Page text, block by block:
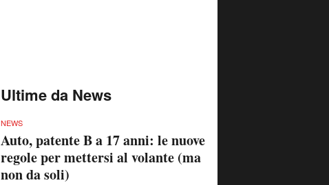
Ultime da News
NEWS
Auto, patente B a 17 anni: le nuove
regole per mettersi al volante (ma
non da soli)